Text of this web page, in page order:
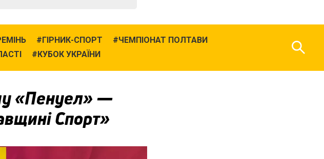
ГІРНИК-СПОРТ
ЧЕМПІОНАТ ПОЛТАВИ
КУБОК УКРАЇНИ
«Пенуел» —
Спорт»